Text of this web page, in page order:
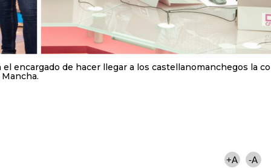
encargado de hacer llegar a los castellanomanchegos la
+A -A